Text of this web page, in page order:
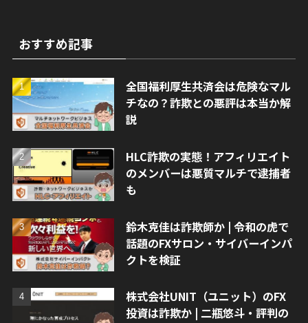
おすすめ記事
全国福利厚生共済会は危険なマル
チなの？詐欺との悪評は本当か解
説
HLC詐欺の実態！アフィリエイト
のメンバーは悪質マルチで逮捕者
も
鈴木克佳は詐欺師か | 令和の虎で
話題のFXサロン・サイバーインパ
クトを検証
株式会社UNIT（ユニット）のFX
投資は詐欺か | 二瓶悠斗・評判の